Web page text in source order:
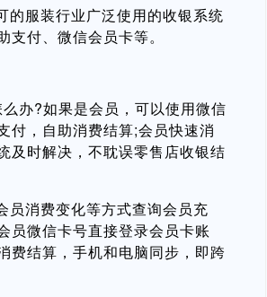
服装行业广泛使用的收银系统
付、微信会员卡等。
办?如果是会员，可以使用微信
付，自助消费结算;会员快速消
及时解决，不耽误零售店收银结
消费变化等方式查询会员充
员微信卡号直接登录会员卡账
费结算，手机和电脑同步，即跨